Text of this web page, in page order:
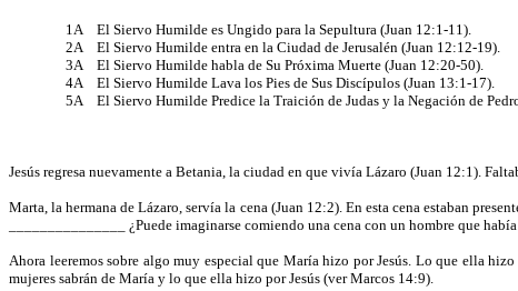
1A
El Siervo Humilde es Ungido para la Sepultura (Juan 12:1-11).
2A
El Siervo Humilde entra en la Ciudad de Jerusalén (Juan 12:12-19).
3A
El Siervo Humilde habla de Su Próxima Muerte (Juan 12:20-50).
4A
El Siervo Humilde Lava los Pies de Sus Discípulos (Juan 13:1-17).
5A
El Siervo Humilde Predice la Traición de Judas y la Negación de
Jesús regresa nuevamente a Betania, la ciudad en que vivía Lázaro (Juan 12:1).
Marta, la hermana de Lázaro, servía la cena (Juan 12:2). En esta cena estaban
_______________ ¿Puede imaginarse comiendo una cena con un hombre que
Ahora leeremos sobre algo muy especial que María hizo por Jesús. Lo que ella
mujeres sabrán de María y lo que ella hizo por Jesús (ver Marcos 14:9).